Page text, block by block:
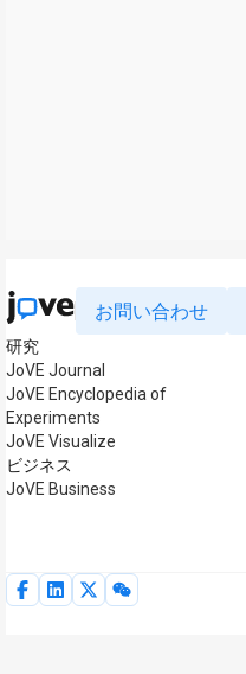
お問い合わせ
研究
JoVE Journal
JoVE Encyclopedia of
Experiments
JoVE Visualize
ビジネス
JoVE Business